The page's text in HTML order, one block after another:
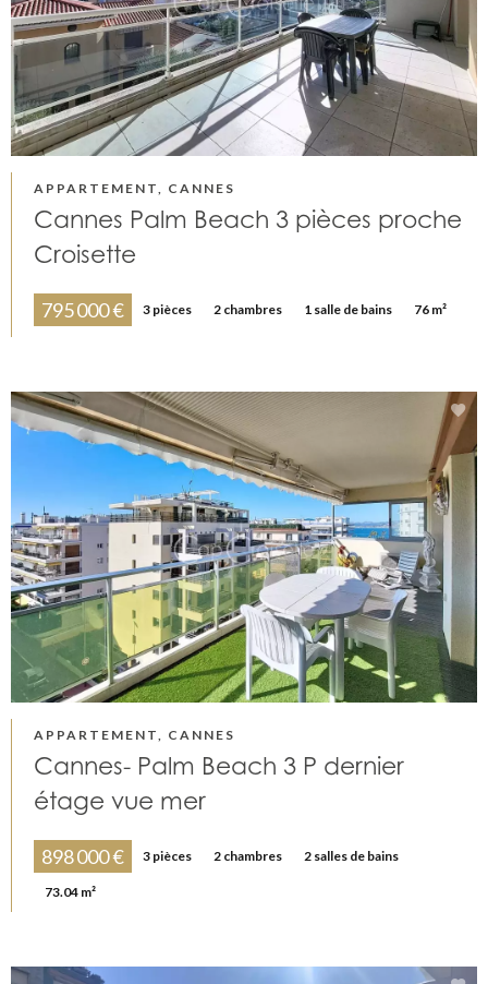
APPARTEMENT, CANNES
Cannes Palm Beach 3 pièces proche
Croisette
795 000 € 3 pièces 2 chambres 1 salle de bains 76 m²
APPARTEMENT, CANNES
Cannes- Palm Beach 3 P dernier
étage vue mer
898 000 € 3 pièces 2 chambres 2 salles de bains
73.04 m²